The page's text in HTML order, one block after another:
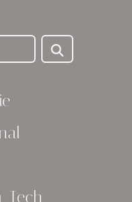
Tech